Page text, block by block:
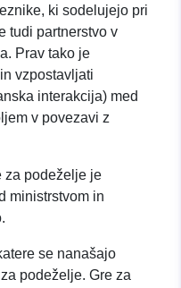
ki sodelujejo pri
tudi partnerstvo v
Prav tako je
vzpostavljati
interakcija) med
v povezavi z
za podeželje je
ministrstvom in
se nanašajo
podeželje. Gre za